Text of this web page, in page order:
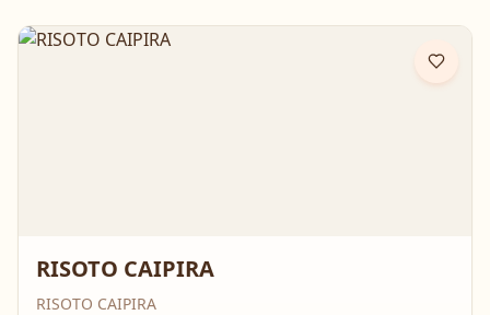
RISOTO CAIPIRA
RISOTO CAIPIRA